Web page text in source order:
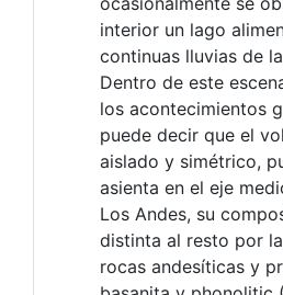
interior un lago
continuas lluvias de
Dentro de este
los acontecimientos
puede decir que el
aislado y simétrico,
asienta en el eje
Los Andes, su
distinta al resto por
rocas andesíticas y